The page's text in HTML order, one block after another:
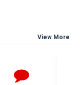
View More